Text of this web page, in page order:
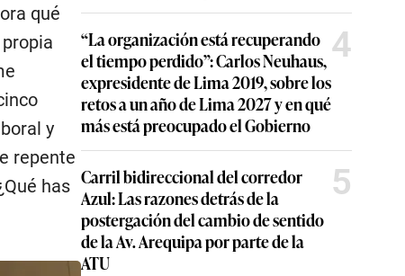
qué
y
repente
has
“La organización está recuperando
el tiempo perdido”: Carlos Neuhaus,
expresidente de Lima 2019, sobre los
retos a un año de Lima 2027 y en qué
más está preocupado el Gobierno
4
Carril bidireccional del corredor
Azul: Las razones detrás de la
postergación del cambio de sentido
de la Av. Arequipa por parte de la
ATU
5